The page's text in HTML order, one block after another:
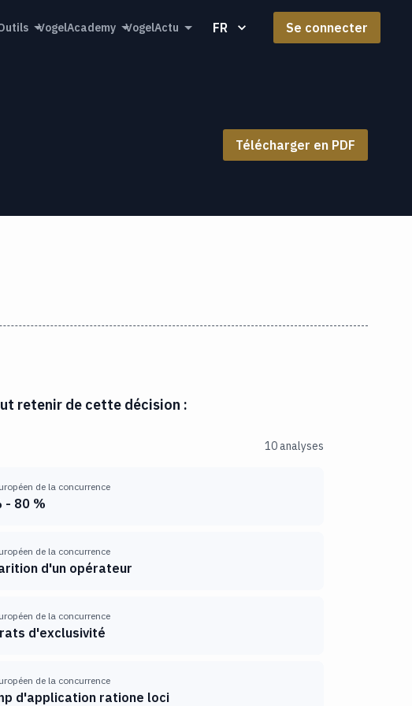
VogelAcademy VogelActu FR Se connecter
Télécharger en PDF
retenir de cette décision :
10 analyses
de la concurrence
- 80 %
de la concurrence
d'un opérateur
de la concurrence
d'exclusivité
de la concurrence
d'application ratione loci